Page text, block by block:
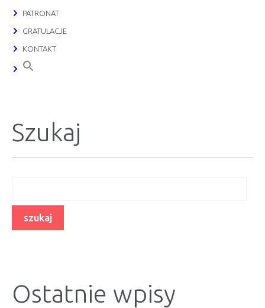
PATRONAT
GRATULACJE
KONTAKT
Szukaj
Ostatnie wpisy